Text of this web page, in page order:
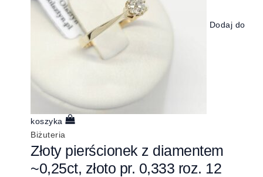
Dodaj do
koszyka
Biżuteria
Złoty pierścionek z diamentem
~0,25ct, złoto pr. 0,333 roz. 12